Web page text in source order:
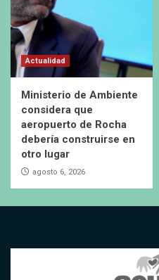
Actualidad
Ministerio de Ambiente
considera que
aeropuerto de Rocha
debería construirse en
otro lugar
agosto 6, 2026